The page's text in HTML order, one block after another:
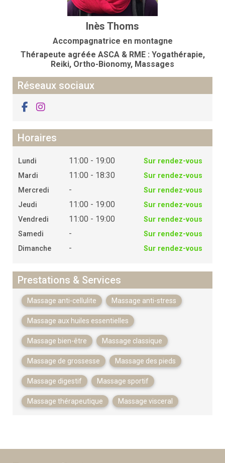
Inès Thoms
Accompagnatrice en montagne
Thérapeute agréée ASCA & RME : Yogathérapie,
Reiki, Ortho-Bionomy, Massages
Réseaux sociaux
Horaires
Lundi 11:00 - 19:00
Sur rendez-vous
Mardi
11:00 - 18:30
Sur rendez-vous
Mercredi
-
Sur rendez-vous
Jeudi
11:00 - 19:00
Sur rendez-vous
Vendredi
11:00 - 19:00
Sur rendez-vous
Samedi
-
Sur rendez-vous
Dimanche
- Sur rendez-vous
Prestations & Services
Massage anti-cellulite Massage anti-stress
Massage aux huiles essentielles
Massage bien-être Massage classique
Massage de grossesse Massage des pieds
Massage digestif Massage sportif
Massage thérapeutique Massage visceral